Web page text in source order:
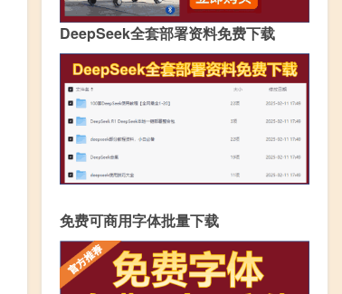
DeepSeek全套部署资料免费下载
免费可商用字体批量下载